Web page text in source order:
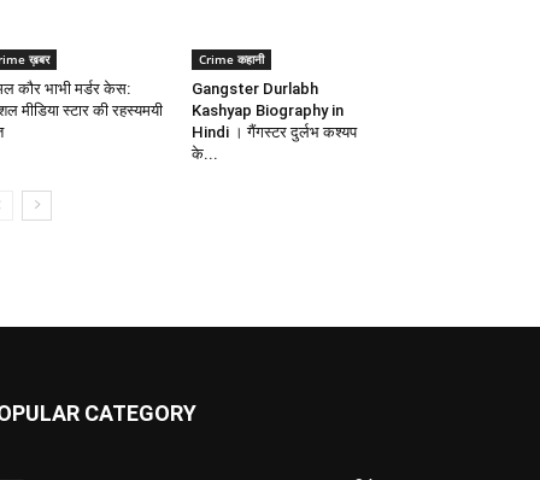
ख़बर
कौर भाभी मर्डर केस:
मीडिया स्टार की रहस्यमयी
Crime कहानी
Gangster Durlabh
Kashyap Biography in
Hindi । गैंगस्टर दुर्लभ कश्यप
के...
CATEGORY